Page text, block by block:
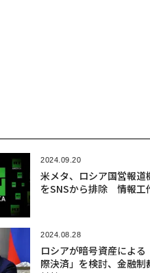
2024.09.20
米メタ、ロシア国営報道
をSNSから排除 情報工
2024.08.28
ロシアが暗号資産による
際決済」を検討、金融制